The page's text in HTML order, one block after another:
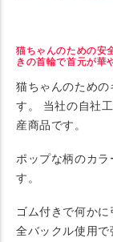
猫ちゃんのための安
きの首輪で首元が華
猫ちゃんのため
す。 当社の自社
産商品です。
ポップな柄のカ
す。
ゴム付きで何か
全バックル使用で